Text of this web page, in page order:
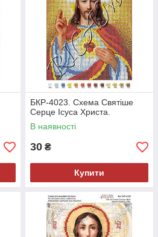
БКР-4023. Схема Святіше
Серце Ісуса Христа.
В наявності
30 ₴
Купити